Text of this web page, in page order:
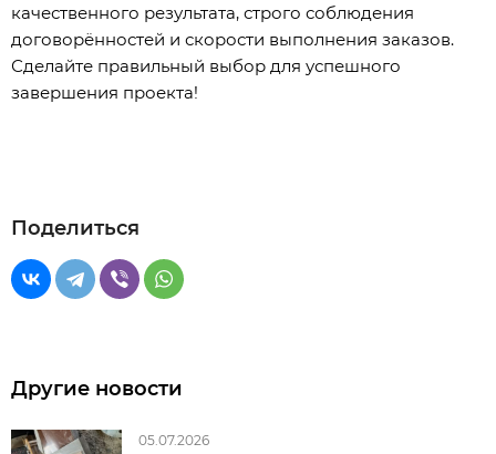
качественного результата, строго соблюдения
договорённостей и скорости выполнения заказов.
Сделайте правильный выбор для успешного
завершения проекта!
Поделиться
Другие новости
05.07.2026